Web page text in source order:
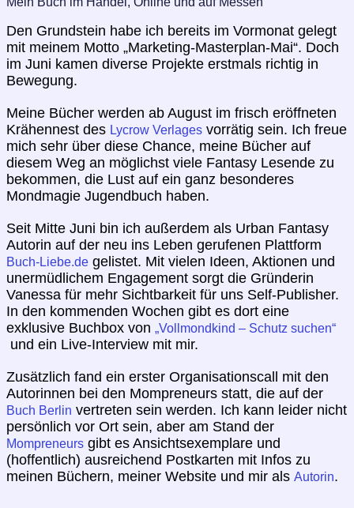
Den Grundstein habe ich bereits im Vormonat gelegt
mit meinem Motto „Marketing-Masterplan-Mai“. Doch
im Juni kamen diverse Projekte erstmals richtig in
Bewegung.
Meine Bücher werden ab August im frisch eröffneten
Krähennest des Lycrow Verlages vorrätig sein. Ich freue
mich sehr über diese Chance, meine Bücher auf
diesem Weg an möglichst viele Fantasy Lesende zu
bekommen, die Lust auf ein ganz besonderes
Mondmagie Jugendbuch haben.
Seit Mitte Juni bin ich außerdem als Urban Fantasy
Autorin auf der neu ins Leben gerufenen Plattform
Buch-Liebe.de gelistet. Mit vielen Ideen, Aktionen und
unermüdlichem Engagement sorgt die Gründerin
Vanessa für mehr Sichtbarkeit für uns Self-Publisher.
In den kommenden Wochen gibt es dort eine
exklusive Buchbox von „Vollmondkind – Schutz suchen“
und ein Live-Interview mit mir.
Zusätzlich fand ein erster Organisationscall mit den
Autorinnen bei den Mompreneurs statt, die auf der
Buch Berlin vertreten sein werden. Ich kann leider nicht
persönlich vor Ort sein, aber am Stand der
Mompreneurs gibt es Ansichtsexemplare und
(hoffentlich) ausreichend Postkarten mit Infos zu
meinen Büchern, meiner Website und mir als Autorin.